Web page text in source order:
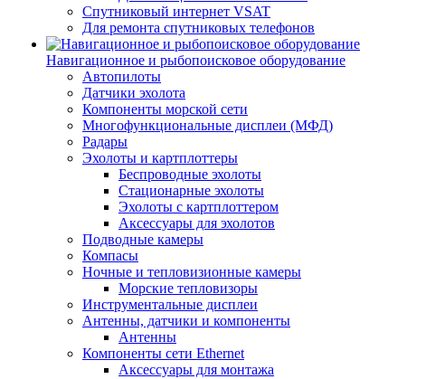
Спутниковый интернет VSAT
Для ремонта спутниковых телефонов
Навигационное и рыбопоисковое оборудование
Автопилоты
Датчики эхолота
Компоненты морской сети
Многофункциональные дисплеи (МФД)
Радары
Эхолоты и картплоттеры
Беспроводные эхолоты
Стационарные эхолоты
Эхолоты с картплоттером
Аксессуары для эхолотов
Подводные камеры
Компасы
Ночные и тепловизионные камеры
Морские тепловизоры
Инструментальные дисплеи
Антенны, датчики и компоненты
Антенны
Компоненты сети Ethernet
Аксессуары для монтажа